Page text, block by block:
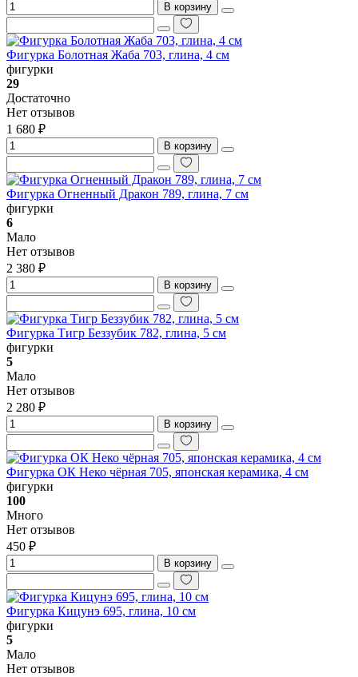
В корзину
Фигурка Болотная Жаба 703, глина, 4 см
фигурки
29
Достаточно
Нет отзывов
1 680 ₽
В корзину
Фигурка Огненный Дракон 789, глина, 7 см
фигурки
6
Мало
Нет отзывов
2 380 ₽
В корзину
Фигурка Тигр Беззубик 782, глина, 5 см
фигурки
5
Мало
Нет отзывов
2 280 ₽
В корзину
Фигурка ОК Неко чёрная 705, японская керамика, 4 см
фигурки
100
Много
Нет отзывов
450 ₽
В корзину
Фигурка Кицунэ 695, глина, 10 см
фигурки
5
Мало
Нет отзывов